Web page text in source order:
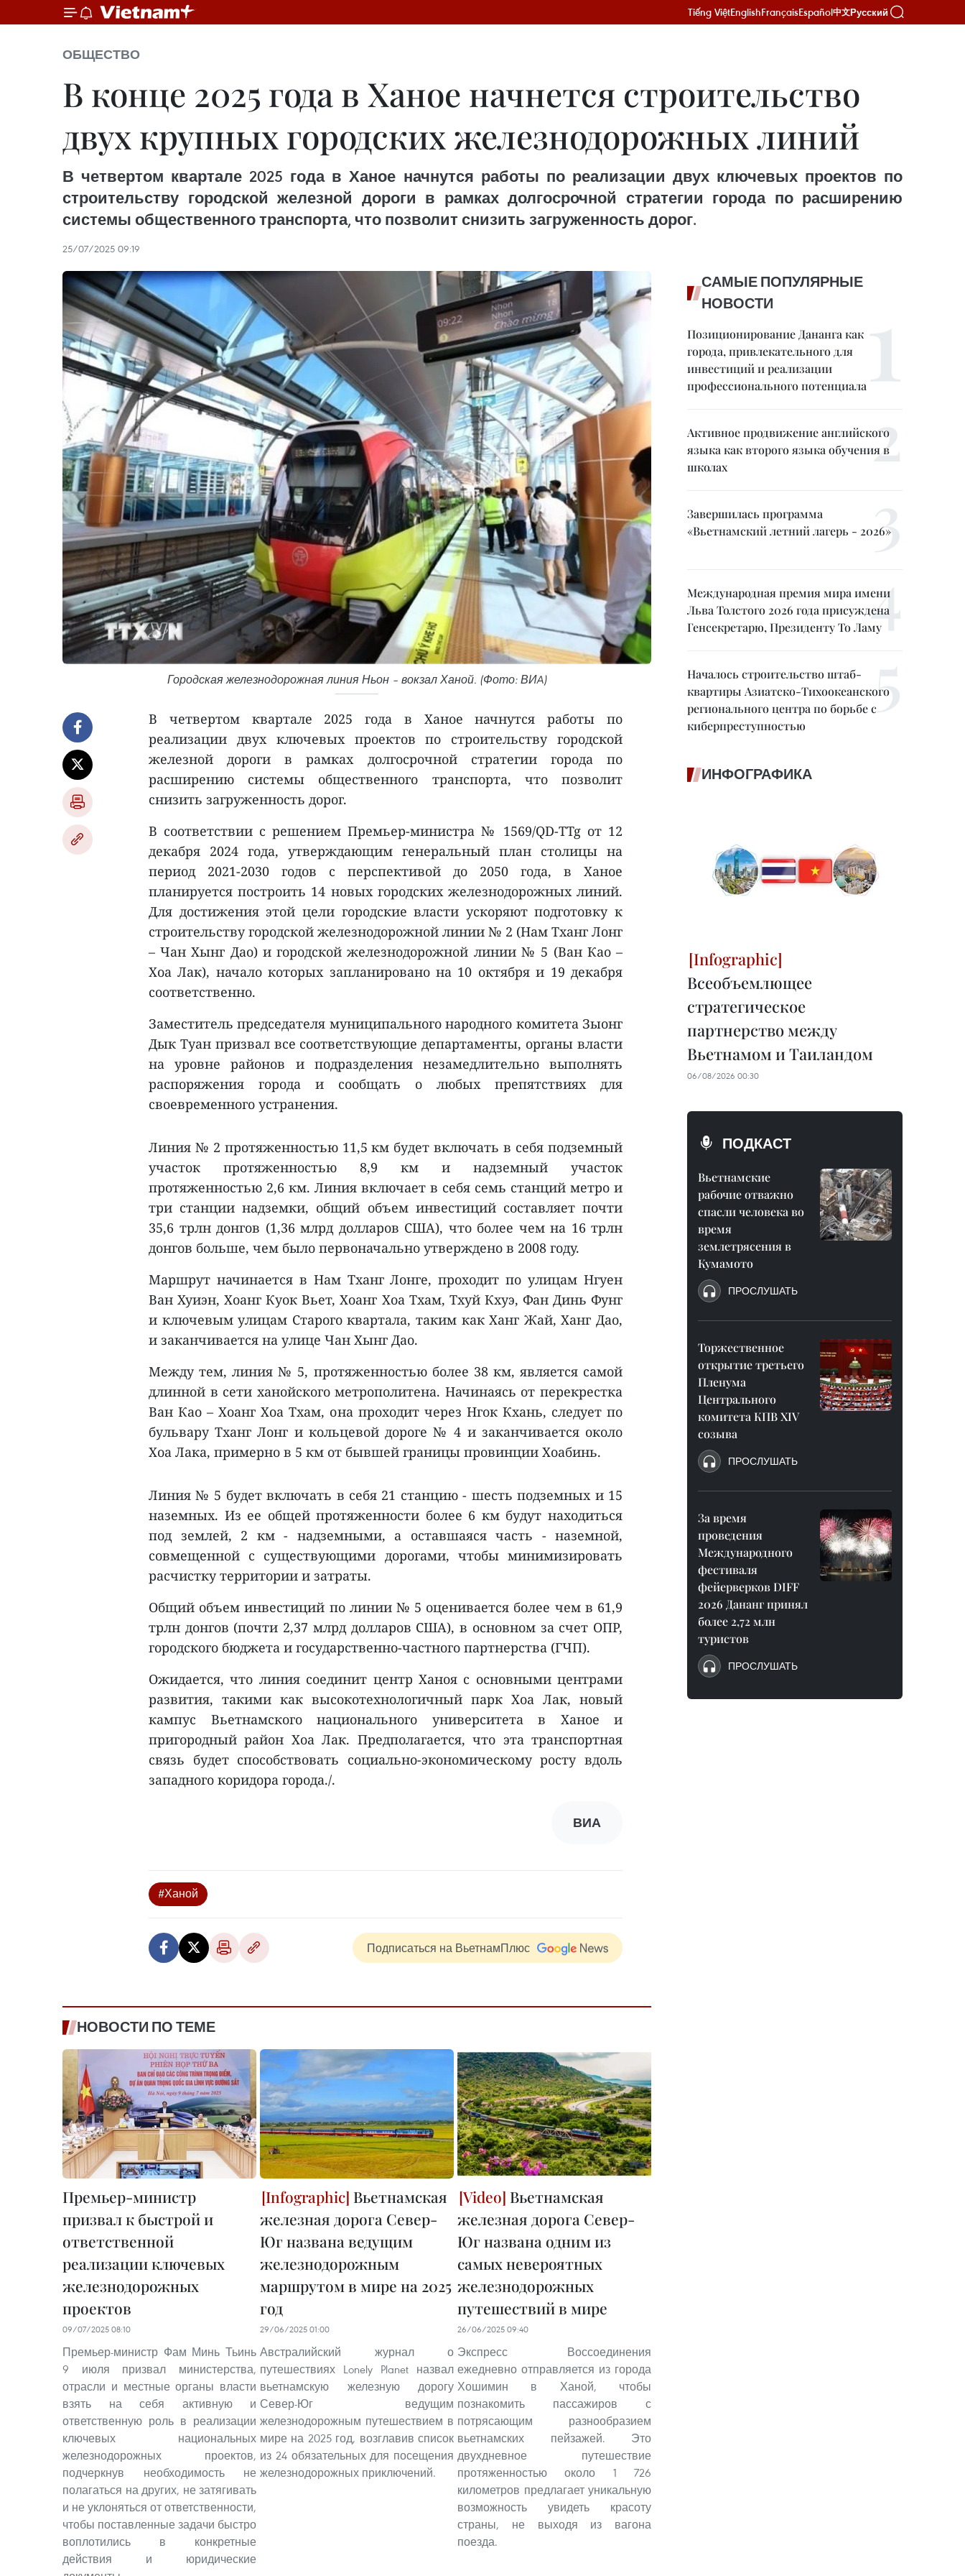
Tiếng ViệtEnglishFrançaisEspañol中文Русский
ОБЩЕСТВО
В конце 2025 года в Ханое начнется строительство
двух крупных городских железнодорожных линий
В четвертом квартале 2025 года в Ханое начнутся работы по реализации двух ключевых проектов по
строительству городской железной дороги в рамках долгосрочной стратегии города по расширению
системы общественного транспорта, что позволит снизить загруженность дорог.
25/07/2025 09:19
Городская железнодорожная линия Ньон – вокзал Ханой. (Фото: ВИA)
В четвертом квартале 2025 года в Ханое начнутся работы по
реализации двух ключевых проектов по строительству городской
железной дороги в рамках долгосрочной стратегии города по
расширению системы общественного транспорта, что позволит
снизить загруженность дорог.
В соответствии с решением Премьер-министра № 1569/QD-TTg от 12
декабря 2024 года, утверждающим генеральный план столицы на
период 2021-2030 годов с перспективой до 2050 года, в Ханое
планируется построить 14 новых городских железнодорожных линий.
Для достижения этой цели городские власти ускоряют подготовку к
строительству городской железнодорожной линии № 2 (Нам Тханг Лонг
– Чан Хынг Дао) и городской железнодорожной линии № 5 (Ван Као –
Хоа Лак), начало которых запланировано на 10 октября и 19 декабря
соответственно.
Заместитель председателя муниципального народного комитета Зыонг
Дык Туан призвал все соответствующие департаменты, органы власти
на уровне районов и подразделения незамедлительно выполнять
распоряжения города и сообщать о любых препятствиях для
своевременного устранения.
Линия № 2 протяженностью 11,5 км будет включать в себя подземный
участок протяженностью 8,9 км и надземный участок
протяженностью 2,6 км. Линия включает в себя семь станций метро и
три станции надземки, общий объем инвестиций составляет почти
35,6 трлн донгов (1,36 млрд долларов США), что более чем на 16 трлн
донгов больше, чем было первоначально утверждено в 2008 году.
Маршрут начинается в Нам Тханг Лонге, проходит по улицам Нгуен
Ван Хуиэн, Хоанг Куок Вьет, Хоанг Хоа Тхам, Тхуй Кхуэ, Фан Динь Фунг
и ключевым улицам Старого квартала, таким как Ханг Жай, Ханг Дао,
и заканчивается на улице Чан Хынг Дао.
Между тем, линия № 5, протяженностью более 38 км, является самой
длинной в сети ханойского метрополитена. Начинаясь от перекрестка
Ван Као – Хоанг Хоа Тхам, она проходит через Нгок Кхань, следует по
бульвару Тханг Лонг и кольцевой дороге № 4 и заканчивается около
Хоа Лака, примерно в 5 км от бывшей границы провинции Хоабинь.
Линия № 5 будет включать в себя 21 станцию - шесть подземных и 15
наземных. Из ее общей протяженности более 6 км будут находиться
под землей, 2 км - надземными, а оставшаяся часть - наземной,
совмещенной с существующими дорогами, чтобы минимизировать
расчистку территории и затраты.
Общий объем инвестиций по линии № 5 оценивается более чем в 61,9
трлн донгов (почти 2,37 млрд долларов США), в основном за счет ОПР,
городского бюджета и государственно-частного партнерства (ГЧП).
Ожидается, что линия соединит центр Ханоя с основными центрами
развития, такими как высокотехнологичный парк Хоа Лак, новый
кампус Вьетнамского национального университета в Ханое и
пригородный район Хоа Лак. Предполагается, что эта транспортная
связь будет способствовать социально-экономическому росту вдоль
западного коридора города./.
ВИА
#Ханой
Подписаться на ВьетнамПлюс
НОВОСТИ ПО ТЕМЕ
Премьер-министр
призвал к быстрой и
ответственной
реализации ключевых
железнодорожных
проектов
09/07/2025 08:10
Премьер-министр Фам Минь Тьинь
9 июля призвал министерства,
отрасли и местные органы власти
взять на себя активную и
ответственную роль в реализации
ключевых национальных
железнодорожных проектов,
подчеркнув необходимость не
полагаться на других, не затягивать
и не уклоняться от ответственности,
чтобы поставленные задачи быстро
воплотились в конкретные
действия и юридические
Вьетнамская
железная дорога Север-
Юг названа ведущим
железнодорожным
маршрутом в мире на 2025
год
29/06/2025 01:00
Австралийский журнал о
путешествиях Lonely Planet назвал
вьетнамскую железную дорогу
Север-Юг ведущим
железнодорожным путешествием в
мире на 2025 год, возглавив список
из 24 обязательных для посещения
железнодорожных приключений.
Вьетнамская
железная дорога Север-
Юг названа одним из
самых невероятных
железнодорожных
путешествий в мире
26/06/2025 09:40
Экспресс Воссоединения
ежедневно отправляется из города
Хошимин в Ханой, чтобы
познакомить пассажиров с
потрясающим разнообразием
вьетнамских пейзажей. Это
двухдневное путешествие
протяженностью около 1 726
километров предлагает уникальную
возможность увидеть красоту
страны, не выходя из вагона
поезда.
САМЫЕ ПОПУЛЯРНЫЕ
НОВОСТИ
Позиционирование Дананга как
города, привлекательного для
инвестиций и реализации
профессионального потенциала
Активное продвижение английского
языка как второго языка обучения в
школах
Завершилась программа
«Вьетнамский летний лагерь - 2026»
Международная премия мира имени
Льва Толстого 2026 года присуждена
Генсекретарю, Президенту То Ламу
Началось строительство штаб-
квартиры Азиатско-Тихоокеанского
регионального центра по борьбе с
киберпреступностью
ИНФОГРАФИКА
Всеобъемлющее
стратегическое
партнерство между
Вьетнамом и Таиландом
06/08/2026 00:30
ПОДКАСТ
Вьетнамские
рабочие отважно
спасли человека во
время
землетрясения в
Кумамото
ПРОСЛУШАТЬ
Торжественное
открытие третьего
Пленума
Центрального
комитета КПВ XIV
созыва
ПРОСЛУШАТЬ
За время
проведения
Международного
фестиваля
фейерверков DIFF
2026 Дананг принял
более 2,72 млн
туристов
ПРОСЛУШАТЬ